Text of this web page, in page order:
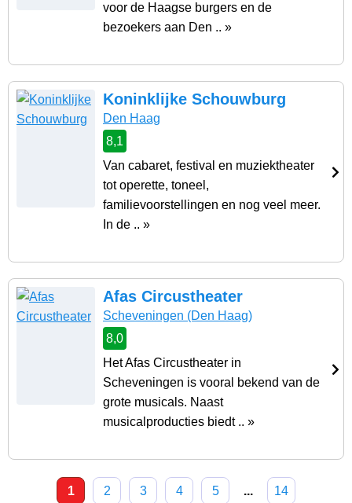
voor de Haagse burgers en de
bezoekers aan Den .. »
Koninklijke Schouwburg
Den Haag
8,1
Van cabaret, festival en muziektheater
tot operette, toneel,
familievoorstellingen en nog veel meer.
In de .. »
Afas Circustheater
Scheveningen (Den Haag)
8,0
Het Afas Circustheater in
Scheveningen is vooral bekend van de
grote musicals. Naast
musicalproducties biedt .. »
1 2 3 4 5 ... 14